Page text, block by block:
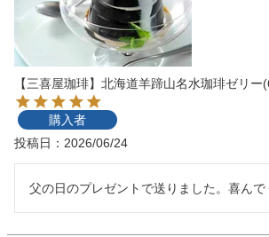
【三喜屋珈琲】北海道羊蹄山名水珈琲ゼリー
購入者
投稿日
2026/06/24
父の日のプレゼントで送りました。喜んで